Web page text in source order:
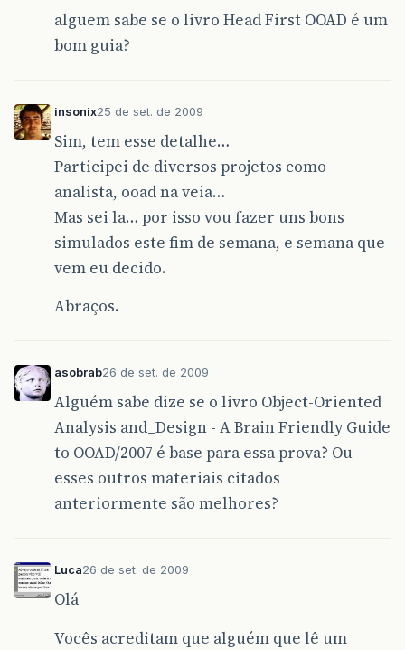
alguem sabe se o livro Head First OOAD é um
bom guia?
insonix25 de set. de 2009
Sim, tem esse detalhe…
Participei de diversos projetos como
analista, ooad na veia…
Mas sei la… por isso vou fazer uns bons
simulados este fim de semana, e semana que
vem eu decido.
Abraços.
asobrab26 de set. de 2009
Alguém sabe dize se o livro Object-Oriented
Analysis and_Design - A Brain Friendly Guide
to OOAD/2007 é base para essa prova? Ou
esses outros materiais citados
anteriormente são melhores?
Luca26 de set. de 2009
Olá
Vocês acreditam que alguém que lê um